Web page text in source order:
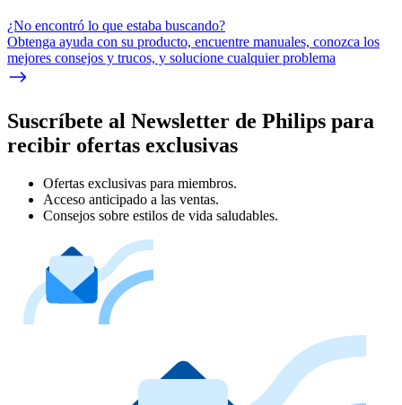
¿No encontró lo que estaba buscando?
Obtenga ayuda con su producto, encuentre manuales, conozca los
mejores consejos y trucos, y solucione cualquier problema
Suscríbete al Newsletter de Philips para
recibir ofertas exclusivas
Ofertas exclusivas para miembros.
Acceso anticipado a las ventas.
Consejos sobre estilos de vida saludables.